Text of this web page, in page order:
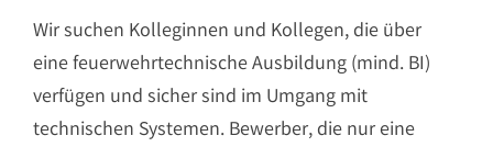
Wir suchen Kolleginnen und Kollegen, die über
eine feuerwehrtechnische Ausbildung (mind. BI)
verfügen und sicher sind im Umgang mit
technischen Systemen. Bewerber, die nur eine